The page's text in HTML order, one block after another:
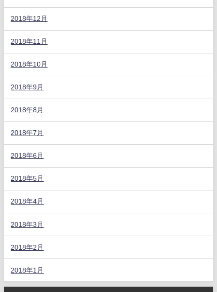
2018年12月
2018年11月
2018年10月
2018年9月
2018年8月
2018年7月
2018年6月
2018年5月
2018年4月
2018年3月
2018年2月
2018年1月